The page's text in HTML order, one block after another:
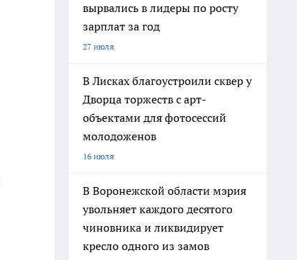
вырвались в лидеры по росту
зарплат за год
27 июля
В Лисках благоустроили сквер у
Дворца торжеств с арт-
объектами для фотосессий
молодоженов
16 июля
В Воронежской области мэрия
увольняет каждого десятого
чиновника и ликвидирует
кресло одного из замов